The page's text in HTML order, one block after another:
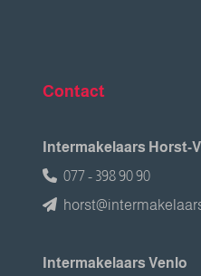
Contact
Intermakelaars Horst-
077 - 398 90 90
Intermakelaars Venlo